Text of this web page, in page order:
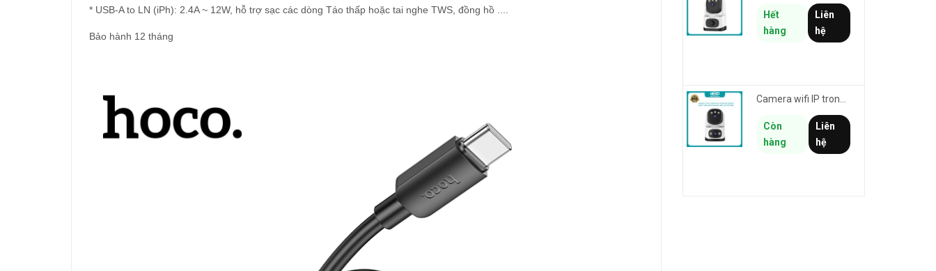
* USB-A to LN (iPh): 2.4A ~ 12W, hỗ trợ sạc các dòng Táo thấp hoặc tai nghe TWS, đồng hồ ....
Bảo hành 12 tháng
Hết
hàng
Liên
hệ
Còn
hàng
Liên
hệ